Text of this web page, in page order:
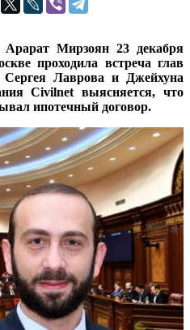
Мирзоян 23 декабря
проходила встреча глав
Лаврова и Джейхуна
Civilnet выясняется, что
ипотечный договор.